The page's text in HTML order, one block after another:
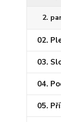
2.
02.
03.
04.
05.